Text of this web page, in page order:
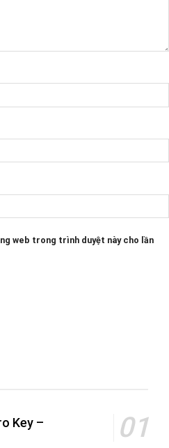
web trong trình duyệt này cho lần
Key –